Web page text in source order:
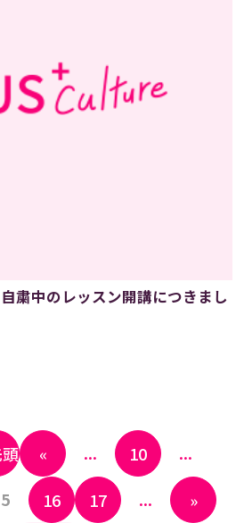
粛中のレッスン開講につきまし
« ... 10 ...
16 17 ...
»